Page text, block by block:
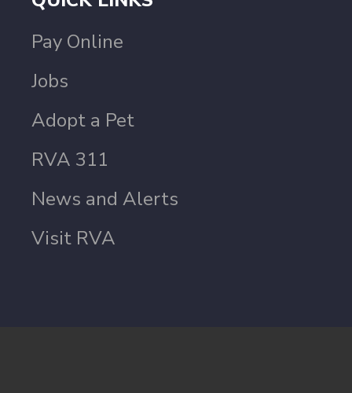
Pay Online
Jobs
Adopt a Pet
RVA 311
News and Alerts
Visit RVA